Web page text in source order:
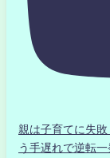
親は子育てに失
う手遅れで逆転